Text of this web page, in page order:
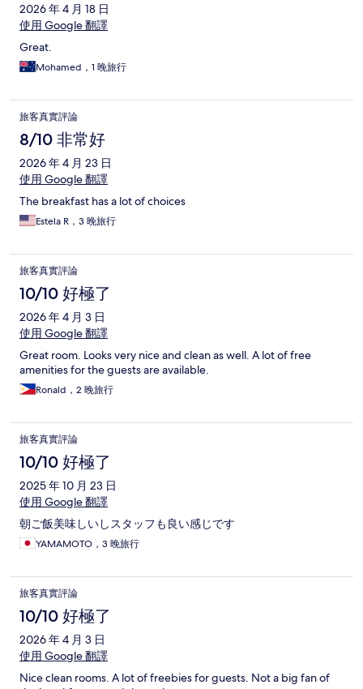
2026 年 4 月 18 日
使用 Google 翻譯
Great.
Mohamed，1 晚旅行
旅客真實評論
8/10 非常好
2026 年 4 月 23 日
使用 Google 翻譯
The breakfast has a lot of choices
Estela R，3 晚旅行
旅客真實評論
10/10 好極了
2026 年 4 月 3 日
使用 Google 翻譯
Great room. Looks very nice and clean as well. A lot of free
amenities for the guests are available.
Ronald，2 晚旅行
旅客真實評論
10/10 好極了
2025 年 10 月 23 日
使用 Google 翻譯
朝ご飯美味しいしスタッフも良い感じです
YAMAMOTO，3 晚旅行
旅客真實評論
10/10 好極了
2026 年 4 月 3 日
使用 Google 翻譯
Nice clean rooms. A lot of freebies for guests. Not a big fan of